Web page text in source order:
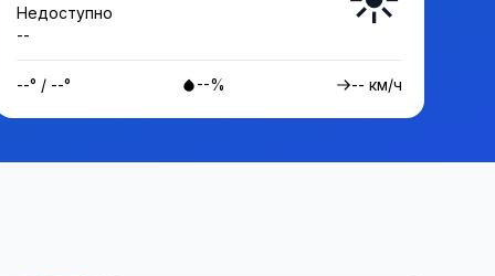
Недоступно
--
--° / --° --% -- км/ч